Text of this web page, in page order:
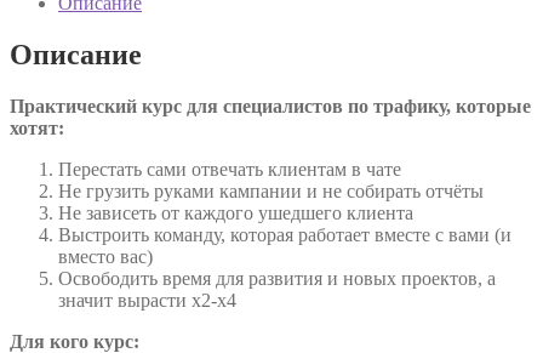
Описание
Практический курс для специалистов по трафику, которые
хотят:
Перестать сами отвечать клиентам в чате
Не грузить руками кампании и не собирать отчёты
Не зависеть от каждого ушедшего клиента
Выстроить команду, которая работает вместе с вами (и
вместо вас)
Освободить время для развития и новых проектов, а
значит вырасти х2-х4
Для кого курс: